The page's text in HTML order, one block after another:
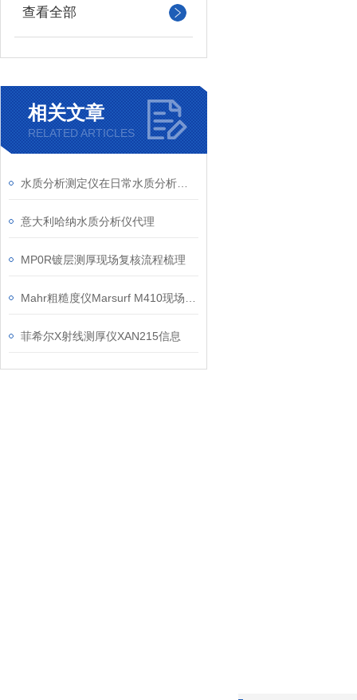
查看全部
相关文章
RELATED ARTICLES
意大利哈纳水质分析仪代理
MP0R镀层测厚现场复核流程梳理
菲希尔X射线测厚仪XAN215信息